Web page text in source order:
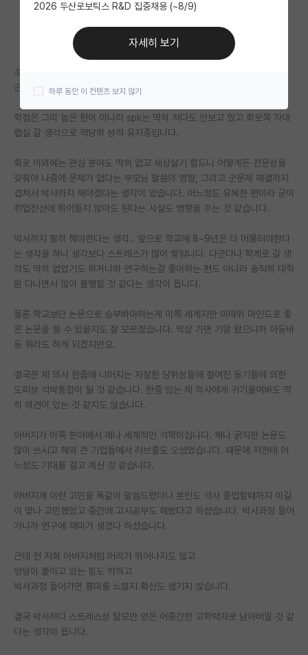
미국 유학 게시판
미국 대학원 합격 후기 게시판
대학원 합격 후기 게시판
연구실(PI) 홍보 게시판
임용 정보 게시판
학부 인턴 게시판
취업 게시판
임용 후기 게시판
PI 전용 게시판
인문사회 계열 게시판
특수/전문대학원 게시판
반도체/AI 게시판
장학금/장학생 게시판
홍보 게시판
유학교육
반도체 아카데미
재팬라운지 🌸
수능을 4번 치고 yk 전자쪽 학부 3학년 다니고 있습니다.
군대는 아직 안갔고 때문에 대학원 진학 예정입니다.
학점은 그리 높은 편이 아니라 spk는 딱히 쳐다도 안보고 있고 회로쪽 자대
랩실 갈 생각으로 적당히 성적 유지중입니다.
회로 이외에는 관심 분야도 딱히 없고 세상살기 힘드니 어떻게든 전문성을
갖춰야 나중에 문제가 없다는 부모님 말씀의 영향, 그리고 군문제 해결까지
겹쳐서 박사까지 해야겠다는 생각이 있습니다. 어느정도 유복한 편이라 굳이
취업전선에 뛰어들지 않아도 된다는 사실도 영향을 주는 것 같습니다.
박사까지 필히 해야한다는 생각.. 앞으로 학교에 8~9년은 더 머물러야한다
는 생각을 하니 생각보다 스트레스가 많이 쌓입니다. 다군다나 학계로 갈 생
각도 딱히 없었기도 하거니와 연구하는걸 좋아하는 편도 아니라 솔직히 대학
원 다니면서 많이 불행할 것 같다는 생각이 듭니다.
물론 학교보단 논문으로 승부봐야하는게 이쪽 세계지만 이따위 마인드로 좋
은 논문을 쓸 수 있을지도 잘 모르겠습니다. 막상 가면 기왕 왔으니까 아둥바
둥 뭐라도 하게 되겠지만요.
결국은 제 의사 한줌에 나머지는 자잘한 당위성들에 절여진 동기들에 의한
도피성 석박통합이 될 것 같습니다. 한줌 있는 제 의사에게 귀기울여봐도 딱
히 의견이 있는 것 같지도 않습니다.
아버지가 이쪽 분야에서 꽤나 세계적인 석학이십니다. 꽤나 굵직한 논문도
많이 쓰시고 해외 큰 기업들에서 러브콜도 오셨었습니다. 때문에 저한테 어
느정도 기대를 걸고 계신 것 같습니다.
아버지께 이런 고민을 똑같이 말씀드렸더니 본인도 석사 졸업할때까지 이길
이 맞나 고민했었고 중간에 고시공부도 해봤다고 하셨습니다. 박사과정 들어
가니까 연구에 재미가 생겼다 하셨습니다.
근데 전 저희 아버지처럼 머리가 뛰어나지도 않고
엉덩이 붙이고 있는 힘도 약하고
박사과정 들어가면 흥미를 느낄지 확신도 생기지 않습니다.
결국 박사하다 스트레스성 탈모만 얻은 어중간한 고학력자로 남아버릴 것 같
다는 생각이 듭니다.
2026 두산로보틱스 R&D 집중채용 (~8/9)
자세히 보기
하루 동안 이 컨텐츠 보지 않기